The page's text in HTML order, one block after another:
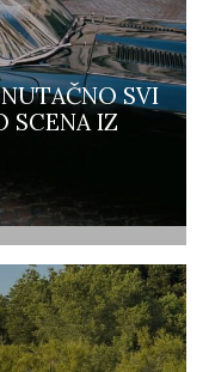
SVI
SCENA IZ